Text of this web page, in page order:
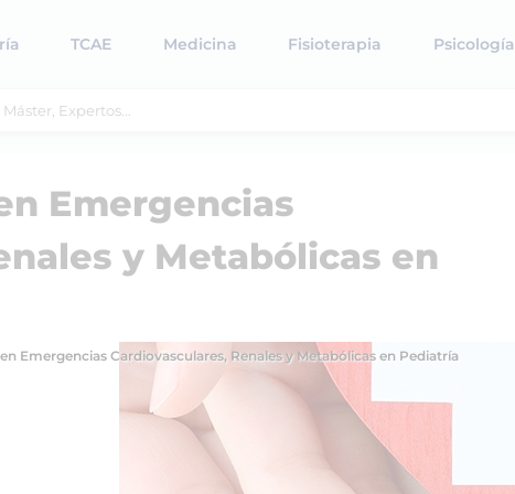
TCAE Medicina Fisioterapia Psicología
Emergencias
y Metabólicas en
Emergencias Cardiovasculares, Renales y Metabólicas en Pediatría